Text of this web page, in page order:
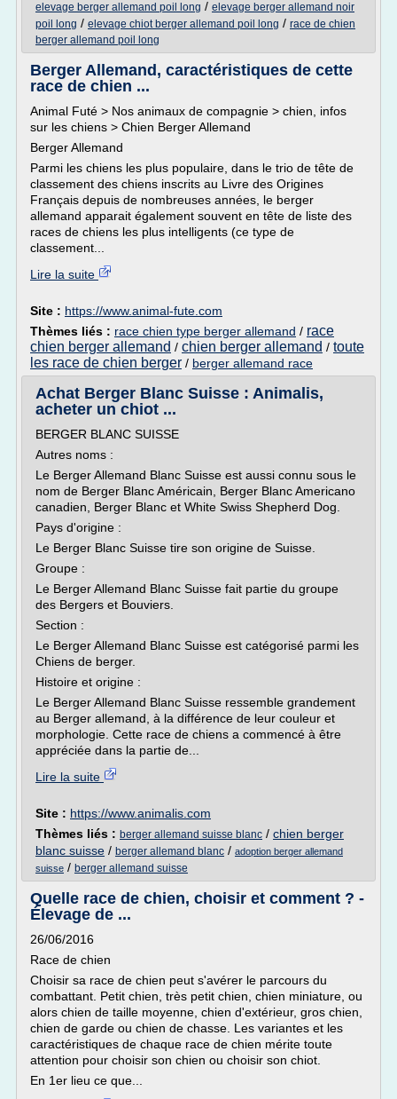
elevage berger allemand poil long / elevage berger allemand noir
poil long / elevage chiot berger allemand poil long / race de chien
berger allemand poil long
Berger Allemand, caractéristiques de cette
race de chien ...
Animal Futé > Nos animaux de compagnie > chien, infos
sur les chiens > Chien Berger Allemand
Berger Allemand
Parmi les chiens les plus populaire, dans le trio de tête de
classement des chiens inscrits au Livre des Origines
Français depuis de nombreuses années, le berger
allemand apparait également souvent en tête de liste des
races de chiens les plus intelligents (ce type de
classement...
Lire la suite
Site : https://www.animal-fute.com
Thèmes liés : race chien type berger allemand / race
chien berger allemand / chien berger allemand / toute
les race de chien berger / berger allemand race
Achat Berger Blanc Suisse : Animalis,
acheter un chiot ...
BERGER BLANC SUISSE
Autres noms :
Le Berger Allemand Blanc Suisse est aussi connu sous le
nom de Berger Blanc Américain, Berger Blanc Americano
canadien, Berger Blanc et White Swiss Shepherd Dog.
Pays d'origine :
Le Berger Blanc Suisse tire son origine de Suisse.
Groupe :
Le Berger Allemand Blanc Suisse fait partie du groupe
des Bergers et Bouviers.
Section :
Le Berger Allemand Blanc Suisse est catégorisé parmi les
Chiens de berger.
Histoire et origine :
Le Berger Allemand Blanc Suisse ressemble grandement
au Berger allemand, à la différence de leur couleur et
morphologie. Cette race de chiens a commencé à être
appréciée dans la partie de...
Lire la suite
Site : https://www.animalis.com
Thèmes liés : berger allemand suisse blanc / chien berger
blanc suisse / berger allemand blanc / adoption berger allemand
suisse / berger allemand suisse
Quelle race de chien, choisir et comment ? -
Élevage de ...
26/06/2016
Race de chien
Choisir sa race de chien peut s'avérer le parcours du
combattant. Petit chien, très petit chien, chien miniature, ou
alors chien de taille moyenne, chien d'extérieur, gros chien,
chien de garde ou chien de chasse. Les variantes et les
caractéristiques de chaque race de chien mérite toute
attention pour choisir son chien ou choisir son chiot.
En 1er lieu ce que...